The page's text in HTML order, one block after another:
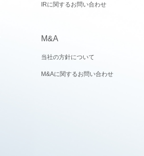
IRに関するお問い合わせ
M&A
当社の方針について
M&Aに関するお問い合わせ